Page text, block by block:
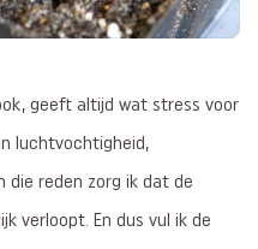
geeft altijd wat stress voor
luchtvochtigheid,
die reden zorg ik dat de
verloopt. En dus vul ik de